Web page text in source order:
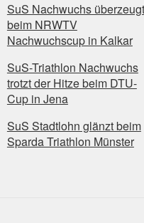
SuS Nachwuchs überzeugt
beim NRWTV
Nachwuchscup in Kalkar
SuS-Triathlon Nachwuchs
trotzt der Hitze beim DTU-
Cup in Jena
SuS Stadtlohn glänzt beim
Sparda Triathlon Münster